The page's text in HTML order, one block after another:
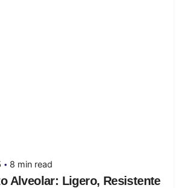
8 min read
Alveolar: Ligero, Resistente